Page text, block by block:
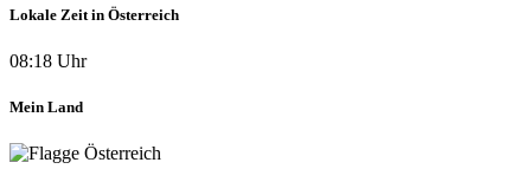
Lokale Zeit in Österreich
08:18 Uhr
Mein Land